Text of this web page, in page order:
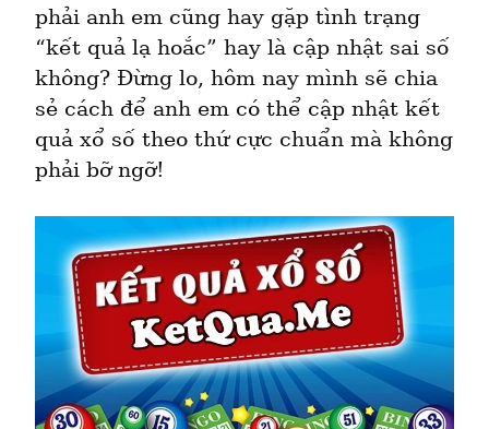
phải anh em cũng hay gặp tình trạng
“kết quả lạ hoắc” hay là cập nhật sai số
không? Đừng lo, hôm nay mình sẽ chia
sẻ cách để anh em có thể cập nhật kết
quả xổ số theo thứ cực chuẩn mà không
phải bỡ ngỡ!